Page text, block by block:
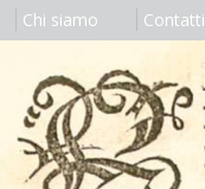
Chi siamo Contatti